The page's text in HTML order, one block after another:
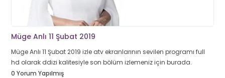
Müge Anlı 11 Şubat 2019
Müge Anlı 11 Şubat 2019 izle atv ekranlarının sevilen programı full
hd olarak ddizi kalitesiyle son bölüm izlemeniz için burada.
0 Yorum Yapılmış